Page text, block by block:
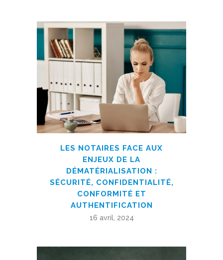
LES NOTAIRES FACE AUX
ENJEUX DE LA
DÉMATÉRIALISATION :
SÉCURITÉ, CONFIDENTIALITÉ,
CONFORMITÉ ET
AUTHENTIFICATION
16 avril, 2024